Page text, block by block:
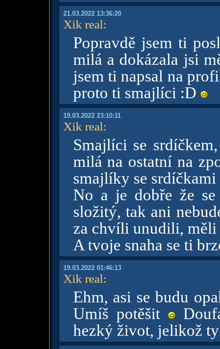
21.03.2022 13:36:20
Xik real:
Popravdě jsem ti
milá a dokázala jsi
jsem ti napsal na
proto ti smajlíci :D
19.03.2022 23:10:11
Xik real:
Smajlíci se
milá na ostatní na
smajlíky se srdíčkami
No a je dobře že
složitý, tak ani
za chvíli unudili, měli
A tvoje snaha se ti
19.03.2022 01:46:13
Xik real:
Ehm, asi se budu
Umíš potěšit
hezký život, jelikož